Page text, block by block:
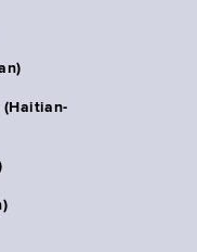
(Haitian-